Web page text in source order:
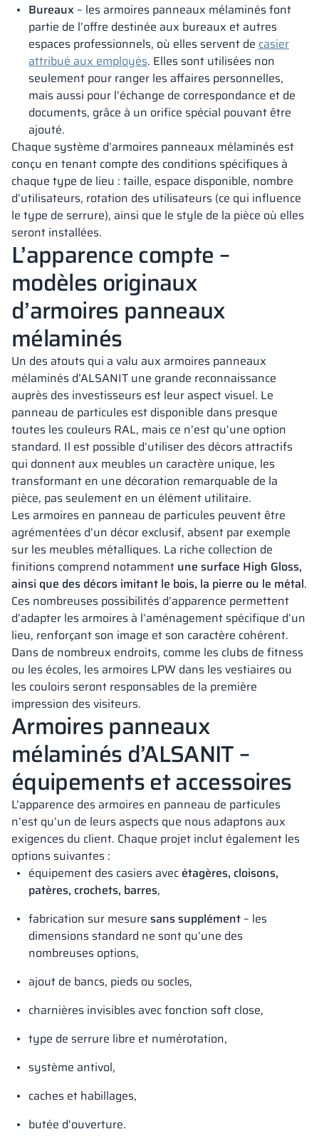
Bureaux – les armoires panneaux mélaminés font
partie de l’offre destinée aux bureaux et autres
espaces professionnels, où elles servent de casier
attribué aux employés. Elles sont utilisées non
seulement pour ranger les affaires personnelles,
mais aussi pour l’échange de correspondance et de
documents, grâce à un orifice spécial pouvant être
ajouté.
Chaque système d’armoires panneaux mélaminés est
conçu en tenant compte des conditions spécifiques à
chaque type de lieu : taille, espace disponible, nombre
d’utilisateurs, rotation des utilisateurs (ce qui influence
le type de serrure), ainsi que le style de la pièce où elles
seront installées.
L’apparence compte –
modèles originaux
d’armoires panneaux
mélaminés
Un des atouts qui a valu aux armoires panneaux
mélaminés d’ALSANIT une grande reconnaissance
auprès des investisseurs est leur aspect visuel. Le
panneau de particules est disponible dans presque
toutes les couleurs RAL, mais ce n’est qu’une option
standard. Il est possible d’utiliser des décors attractifs
qui donnent aux meubles un caractère unique, les
transformant en une décoration remarquable de la
pièce, pas seulement en un élément utilitaire.
Les armoires en panneau de particules peuvent être
agrémentées d’un décor exclusif, absent par exemple
sur les meubles métalliques. La riche collection de
finitions comprend notamment une surface High Gloss,
ainsi que des décors imitant le bois, la pierre ou le métal.
Ces nombreuses possibilités d’apparence permettent
d’adapter les armoires à l’aménagement spécifique d’un
lieu, renforçant son image et son caractère cohérent.
Dans de nombreux endroits, comme les clubs de fitness
ou les écoles, les armoires LPW dans les vestiaires ou
les couloirs seront responsables de la première
impression des visiteurs.
Armoires panneaux
mélaminés d’ALSANIT –
équipements et accessoires
L’apparence des armoires en panneau de particules
n’est qu’un de leurs aspects que nous adaptons aux
exigences du client. Chaque projet inclut également les
options suivantes :
équipement des casiers avec étagères, cloisons,
patères, crochets, barres,
fabrication sur mesure sans supplément – les
dimensions standard ne sont qu’une des
nombreuses options,
ajout de bancs, pieds ou socles,
charnières invisibles avec fonction soft close,
type de serrure libre et numérotation,
système antivol,
caches et habillages,
butée d’ouverture.